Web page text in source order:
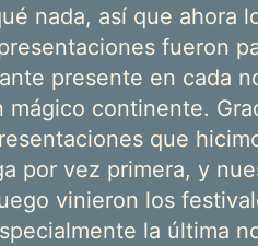
nada, así que ahora
fueron
presente en cada
mágico continente.
que
por vez primera, y
vinieron los
la última